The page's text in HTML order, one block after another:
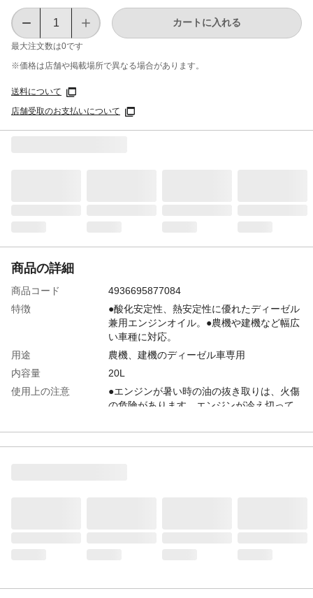
最大注文数は0です
カートに入れる
※価格は​店舗や​掲載場所で​異なる​場合が​あります。
送料について
店舗受取のお支払いについて
商品の詳細
商品コード
4936695877084
特徴
●酸化安定性、熱安定性に優れたディーゼル
兼用エンジンオイル。●農機や建機など幅広
い車種に対応。
用途
農機、建機のディーゼル車専用
内容量
20L
使用上の注意
●エンジンが暑い時の油の抜き取りは、火傷
の危険があります。エンジンが冷え切って
さい(飲み込むと下痢、嘔吐します)。